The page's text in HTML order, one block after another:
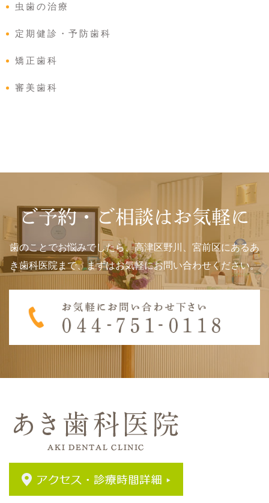
虫歯の治療
定期健診・予防歯科
矯正歯科
審美歯科
ご予約・ご相談はお気軽に
歯のことでお悩みでしたら、高津区野川、宮前区にあるあ
き歯科医院まで、まずはお気軽にお問い合わせください。